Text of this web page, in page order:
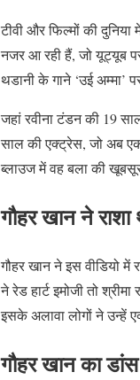
टीवी और फिल्मों की
नजर आ रही हैं, जो यूट्यूब
थडानी के गाने ‘उई अम्मा’
जहां रवीना टंडन की 19
साल की एक्ट्रेस, जो अब एक
ब्लाउज में वह बला की
गौहर खान ने राशा
गौहर खान ने इस वीडियो
ने रेड हार्ट इमोजी तो
इसके अलावा लोगों ने उन्हें
गौहर खान का